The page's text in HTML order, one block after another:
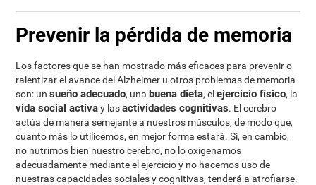
Prevenir la pérdida de memoria
Los factores que se han mostrado más eficaces para prevenir o
ralentizar el avance del Alzheimer u otros problemas de memoria
son: unsueño adecuado, una buena dieta, elejercicio físico, la
vida social activay lasactividades cognitivas. El cerebro
actúa de manera semejante a nuestros músculos, de modo que,
cuanto más lo utilicemos, en mejor forma estará. Si, en cambio,
no nutrimos bien nuestro cerebro, no lo oxigenamos
adecuadamente mediante el ejercicio y no hacemos uso de
nuestras capacidades sociales y cognitivas, tenderá a atrofiarse.